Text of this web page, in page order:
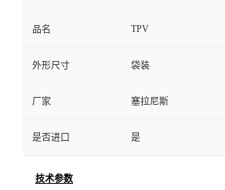
品名 TPV
外形尺寸 袋装
厂家 塞拉尼斯
是否进口 是
技术参数